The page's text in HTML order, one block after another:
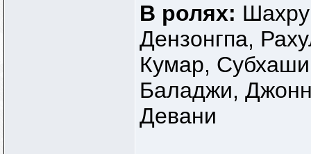
В ролях:
Дензонгпа,
Кумар,
Баладжи,
Девани